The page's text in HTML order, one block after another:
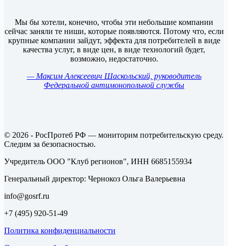
Мы бы хотели, конечно, чтобы эти небольшие компании
сейчас заняли те ниши, которые появляются. Потому что, если
крупные компании зайдут, эффекта для потребителей в виде
качества услуг, в виде цен, в виде технологий будет,
возможно, недостаточно.
— Максим Алексеевич Шаскольский, руководитель
Федеральной антимонопольной службы
© 2026 - РосПротеб РФ — мониторим потребительскую среду.
Следим за безопасностью.
Учредитель ООО "Клуб регионов", ИНН 6685155934
Генеральный директор: Чернокоз Ольга Валерьевна
info@gosrf.ru
+7 (495) 920-51-49
Политика конфиденциальности